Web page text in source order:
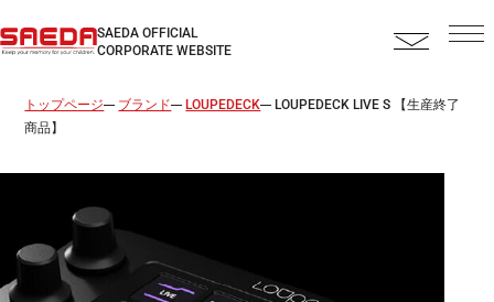
SAEDA OFFICIAL
CORPORATE WEBSITE
トップページ ブランド LOUPEDECK LOUPEDECK LIVE S
【生産終了
商品】